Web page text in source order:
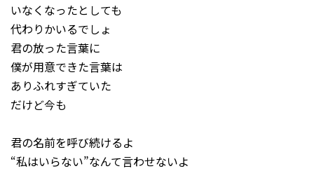
いなくなったとしても
代わりかいるでしょ
君の放った言葉に
僕が用意できた言葉は
ありふれすぎていた
だけど今も
君の名前を呼び続けるよ
“私はいらない”なんて言わせないよ